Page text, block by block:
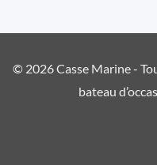
© 2026 Casse Marine -
bateau